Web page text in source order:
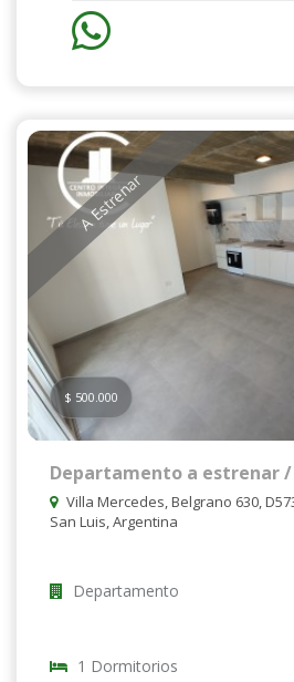
A Estrenar
$ 500.000
Departamento a estrenar /
Villa Mercedes, Belgrano 630,
San Luis, Argentina
Departamento
1 Dormitorios